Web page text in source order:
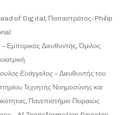
of Digital, Παπαστράτος-Philip
– Εμπορικός Διευθυντής, Όμιλος
Ευάγγελος– Διευθυντής του
Τεχνητής Νοημοσύνης και
Πανεπιστήμιο Πειραιώς